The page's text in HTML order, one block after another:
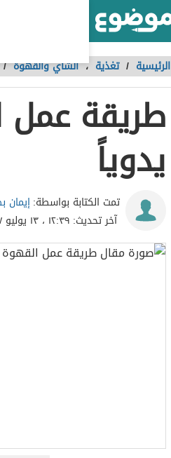
الرئيسية / تغذية ،الشاي والقهوة /
طريقة عمل
يدوياً
تمت الكتابة بواسطة:إيمان
آخر تحديث: ١٢:٣٩ ، ١٣ يوليو ٢٠١٧